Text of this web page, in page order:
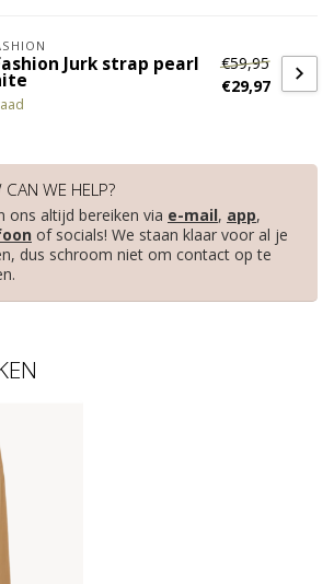
Jurk strap pearl
€59,95
€29,97
WE HELP?
ons altijd bereiken via e-mail, app,
of socials! We staan klaar voor al je
dus schroom niet om contact op te